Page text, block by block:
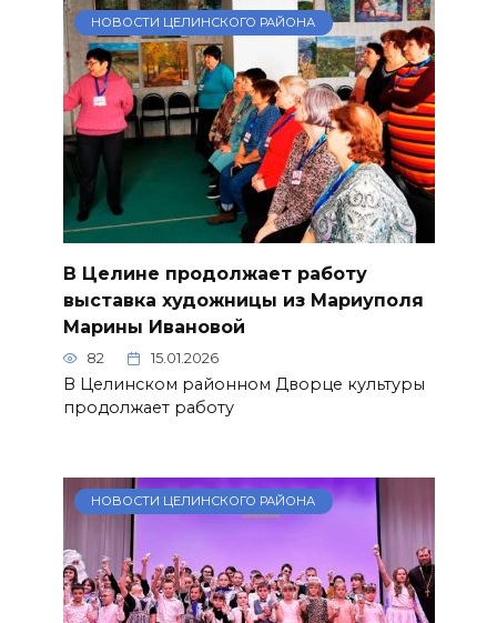
НОВОСТИ ЦЕЛИНСКОГО РАЙОНА
В Целине продолжает работу
выставка художницы из Мариуполя
Марины Ивановой
82 15.01.2026
В Целинском районном Дворце культуры
продолжает работу
НОВОСТИ ЦЕЛИНСКОГО РАЙОНА